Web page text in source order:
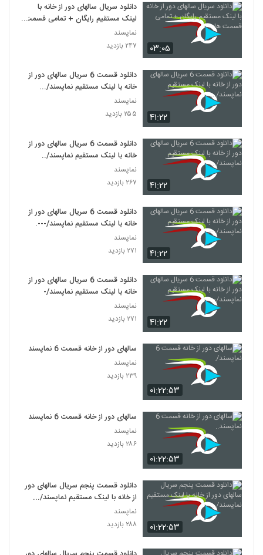
۰۳:۰۵
دانلود سریال سالهای دور از خانه با
لینک مستقیم رایگان + تمامی قسمت
ها
نماپسند
۲۴۷ بازدید
۴۱:۲۲
دانلود قسمت 6 سریال سالهای دور از
خانه با لینک مستقیم نماپسند/...
نماپسند
۲۵۵ بازدید
۴۱:۲۲
دانلود قسمت 6 سریال سالهای دور از
خانه با لینک مستقیم نماپسند/..
نماپسند
۲۶۷ بازدید
۴۱:۲۲
دانلود قسمت 6 سریال سالهای دور از
خانه با لینک مستقیم نماپسند/---.
نماپسند
۲۷۱ بازدید
۴۱:۲۲
دانلود قسمت 6 سریال سالهای دور از
خانه با لینک مستقیم نماپسند/-
نماپسند
۲۷۱ بازدید
۰۱:۲۲:۵۳
سالهای دور از خانه قسمت 6 نماپسند/.
نماپسند
۲۳۹ بازدید
۰۱:۲۲:۵۳
سالهای دور از خانه قسمت 6 نماپسند..
نماپسند
۲۸۶ بازدید
۰۱:۲۲:۵۳
دانلود قسمت پنجم سریال سالهای دور
از خانه با لینک مستقیم نماپسند/...
نماپسند
۲۸۸ بازدید